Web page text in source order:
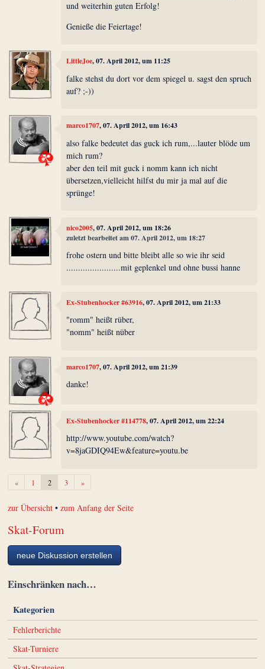
und weiterhin guten Erfolg!
Genieße die Feiertage!
LittleJoe, 07. April 2012, um 11:25
falke stehst du dort vor dem spiegel u. sagst den spruch
auf? ;-))
marco1707, 07. April 2012, um 16:43
also falke bedeutet das guck ich rum,...lauter blöde um
mich rum?
aber den teil mit guck i nomm kann ich nicht
übersetzen,vielleicht hilfst du mir ja mal auf die
sprünge!
nico2005, 07. April 2012, um 18:26
zuletzt bearbeitet am 07. April 2012, um 18:27
frohe ostern und bitte bleibt alle so wie ihr seid
.......................mit geplenkel und ohne bussi hanne
Ex-Stubenhocker #63916, 07. April 2012, um 21:33
"romm" heißt rüber,
"nomm" heißt nüber
marco1707, 07. April 2012, um 21:39
danke!
Ex-Stubenhocker #114778, 07. April 2012, um 22:24
http://www.youtube.com/watch?
v=8jaGDIQ94Ew&feature=youtu.be
«Zurück1 2 3 »Weiter
zur Übersicht •zum Anfang der Seite
Skat-Forum
neue Diskussion erstellen
Einschränken nach…
Kategorien
Fehlerberichte
Skat-Turniere